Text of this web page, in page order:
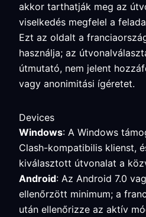
akkor tarthatják meg az
viselkedés megfelel a
Ezt az oldalt a
használja; az
útmutató, nem jelent
vagy anonimitási ígéretet.
Devices
Windows: A Windows
Clash-kompatibilis klienst,
kiválasztott útvonalat a
Android: Az Android 7.0
ellenőrzött minimum; a
után ellenőrizze az aktív